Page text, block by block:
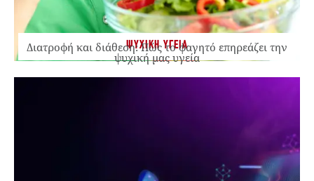
ΨΥΧΙΚΗ ΥΓΕΙΑ
Διατροφή και διάθεση: Πώς το φαγητό επηρεάζει την
ψυχική μας υγεία